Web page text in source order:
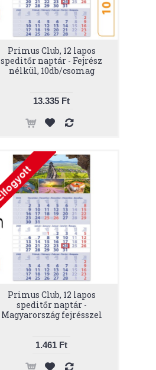
Primus Club, 12 lapos
speditőr naptár - Fejrész
nélkül, 10db/csomag
13.335 Ft
Primus Club, 12 lapos
speditőr naptár -
Magyarország fejrésszel
1.461 Ft